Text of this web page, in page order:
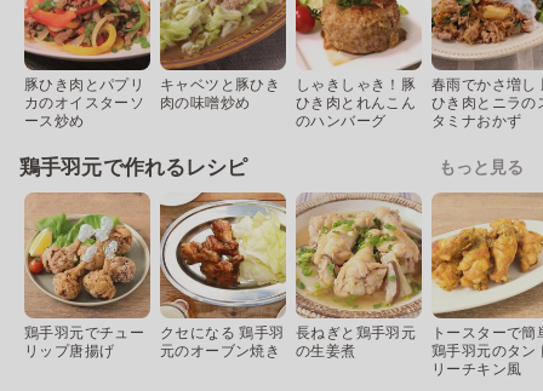
豚ひき肉とパプリ
カのオイスターソ
ース炒め
キャベツと豚ひき
肉の味噌炒め
しゃきしゃき！豚
ひき肉とれんこん
のハンバーグ
春雨でかさ増し
ひき肉とニラの
タミナおかず
鶏手羽元で作れるレシピ もっと見る
鶏手羽元でチュー
リップ唐揚げ
クセになる 鶏手羽
元のオーブン焼き
長ねぎと鶏手羽元
の生姜煮
トースターで簡
鶏手羽元のタン
リーチキン風